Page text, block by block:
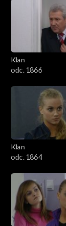
Klan
odc. 1866
Klan
odc. 1864